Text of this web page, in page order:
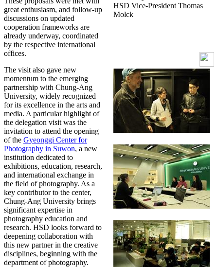
great enthusiasm, and follow-up
discussions on updated
cooperation frameworks are
already underway, coordinated
by the respective international
offices.
The visit also gave new
momentum to the emerging
partnership with Chung-Ang
University, widely recognized
for its excellence in the arts and
media. A particular highlight of
the delegation visit was the
invitation to attend the opening
of the Gyeonggi Center for
Photography in Suwon, a new
institution dedicated to
exhibitions, education, research,
and international exchange in
the field of photography. As a
key contributor to the center,
Chung-Ang University brings
significant expertise in
photography education and
research. HSD looks forward to
deepening collaboration with
this new partner in the creative
disciplines, beginning with the
department of photography.
HSD Vice-President Thomas
Molck